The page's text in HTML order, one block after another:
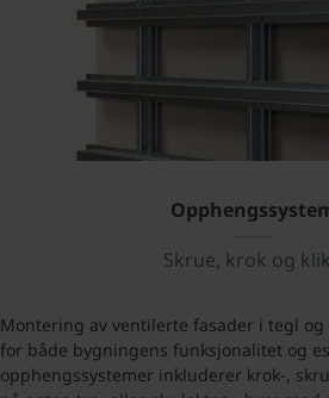
Skrue, krok og
Montering av ventilerte fasader i tegl
for både bygningens funksjonalitet og
opphengssystemer inkluderer krok-,